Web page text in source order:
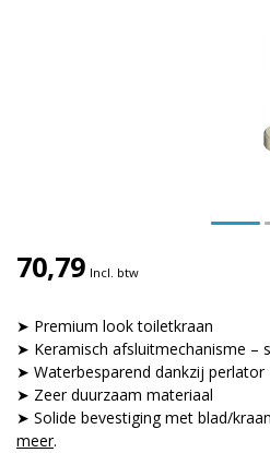
70,79 Incl. btw
➤ Premium look toiletkraan
➤ Keramisch afsluitmechanisme –
➤ Waterbesparend dankzij perlator
➤ Zeer duurzaam materiaal
➤ Solide bevestiging met blad/
meer.